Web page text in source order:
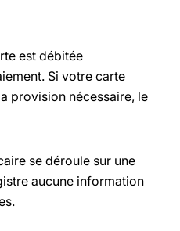
est débitée
Si votre carte
provision nécessaire, le
se déroule sur une
aucune information